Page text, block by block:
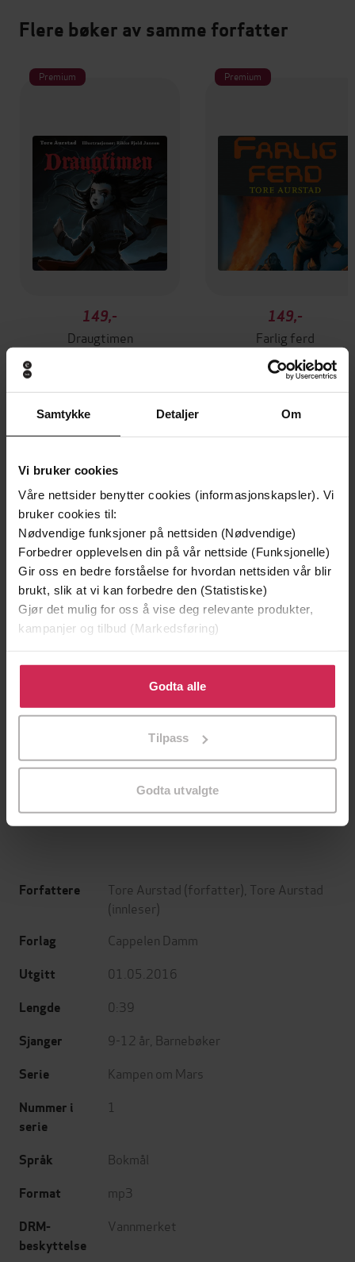
Samtykke Detaljer Om
Vi bruker cookies
Våre nettsider benytter cookies (informasjonskapsler). Vi
bruker cookies til:
Nødvendige funksjoner på nettsiden (Nødvendige)
Forbedrer opplevelsen din på vår nettside (Funksjonelle)
Gir oss en bedre forståelse for hvordan nettsiden vår blir
brukt, slik at vi kan forbedre den (Statistiske)
Gjør det mulig for oss å vise deg relevante produkter,
kampanjer og tilbud (Markedsføring)
Klikk på «Godta alle» for å gi oss ditt samtykke til å
bruke cookies for alle disse formålene. Du kan også
tilpasse ditt samtykke til spesifikke formål ved å klikke
Godta alle
Tilpass
Godta utvalgte
Flere bøker av samme forfatter
Premium
149,-
Draugtimen
Premium
149,-
Farlig ferd
Tore Aurstad
LYDBOK
Premium
Vinner av Rivertonprisen
Minnesota
Premium
Utskudd
Forfattere Tore Aurstad (forfatter), Tore Aurstad
(innleser)
Forlag Cappelen Damm
Utgitt 01.05.2016
Lengde 0:39
Sjanger 9-12 år Barnebøker
Serie Kampen om Mars
Nummer i
serie
1
Språk Bokmål
Format mp3
DRM-
beskyttelse
Vannmerket